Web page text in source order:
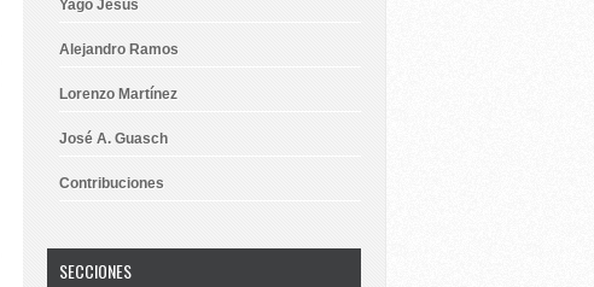
Yago Jesús
Alejandro Ramos
Lorenzo Martínez
José A. Guasch
Contribuciones
SECCIONES